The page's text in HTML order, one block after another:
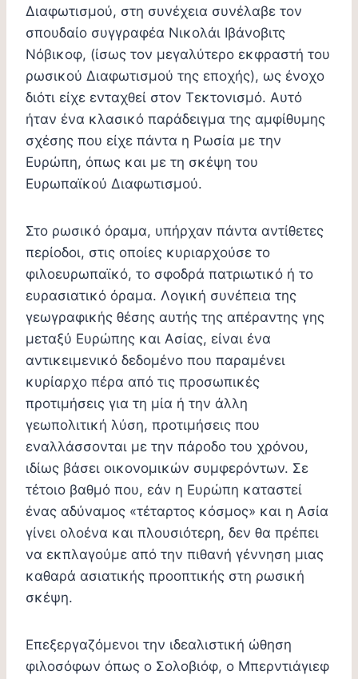
Διαφωτισμού, στη συνέχεια συνέλαβε τον
σπουδαίο συγγραφέα Νικολάι Ιβάνοβιτς
Νόβικοφ, (ίσως τον μεγαλύτερο εκφραστή του
ρωσικού Διαφωτισμού της εποχής), ως ένοχο
διότι είχε ενταχθεί στον Τεκτονισμό. Αυτό
ήταν ένα κλασικό παράδειγμα της αμφίθυμης
σχέσης που είχε πάντα η Ρωσία με την
Ευρώπη, όπως και με τη σκέψη του
Ευρωπαϊκού Διαφωτισμού.
Στο ρωσικό όραμα, υπήρχαν πάντα αντίθετες
περίοδοι, στις οποίες κυριαρχούσε το
φιλοευρωπαϊκό, το σφοδρά πατριωτικό ή το
ευρασιατικό όραμα. Λογική συνέπεια της
γεωγραφικής θέσης αυτής της απέραντης γης
μεταξύ Ευρώπης και Ασίας, είναι ένα
αντικειμενικό δεδομένο που παραμένει
κυρίαρχο πέρα από τις προσωπικές
προτιμήσεις για τη μία ή την άλλη
γεωπολιτική λύση, προτιμήσεις που
εναλλάσσονται με την πάροδο του χρόνου,
ιδίως βάσει οικονομικών συμφερόντων. Σε
τέτοιο βαθμό που, εάν η Ευρώπη καταστεί
ένας αδύναμος «τέταρτος κόσμος» και η Ασία
γίνει ολοένα και πλουσιότερη, δεν θα πρέπει
να εκπλαγούμε από την πιθανή γέννηση μιας
καθαρά ασιατικής προοπτικής στη ρωσική
σκέψη.
Επεξεργαζόμενοι την ιδεαλιστική ώθηση
φιλοσόφων όπως ο Σολοβιόφ, ο Μπερντιάγιεφ